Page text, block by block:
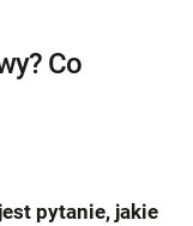
Co
pytanie, jakie